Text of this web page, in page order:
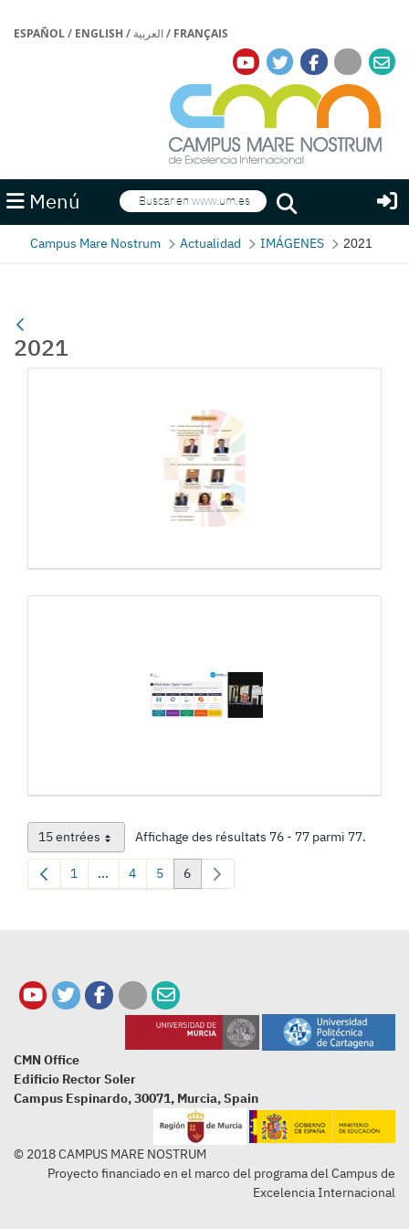
ESPAÑOL/ ENGLISH / العربية/ FRANÇAIS
Menú Buscar
Buscar
Campus Mare Nostrum Actualidad IMÁGENES 2021
2021
15 entrées
Par page Affichage des résultats 76 - 77 parmi 77.
Page
1 ...Pages intermédiaires Utilisez TAB pour naviguer.
Page
4 Page
5 Page
6
CMN Office
Edificio Rector Soler
Campus Espinardo, 30071, Murcia, Spain
© 2018 CAMPUS MARE NOSTRUM
Proyecto financiado en el marco del programa del Campus de
Excelencia Internacional